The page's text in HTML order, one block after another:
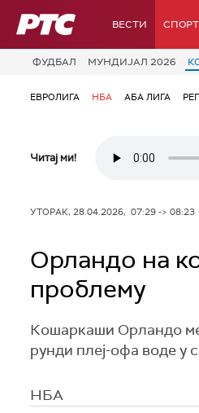
РТС ВЕСТИ СПОРТ
ФУДБАЛ МУНДИЈАЛ 2026
ЕВРОЛИГА НБА АБА ЛИГА
Читај ми!
УТОРАК, 28.04.2026, 07:29 -> 08:23
Орландо на
проблему
Кошаркаши Орландо
рунди плеј-офа воде у
НБА